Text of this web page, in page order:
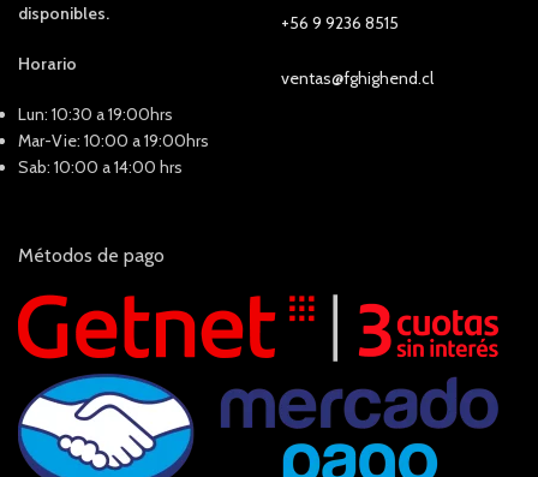
disponibles.
Horario
Lun: 10:30 a 19:00hrs
Mar-Vie: 10:00 a 19:00hrs
Sab: 10:00 a 14:00 hrs
+56 9 9236 8515
ventas@fghighend.cl
Métodos de pago